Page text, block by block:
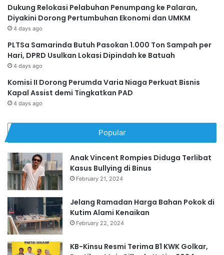
Dukung Relokasi Pelabuhan Penumpang ke Palaran,
Diyakini Dorong Pertumbuhan Ekonomi dan UMKM
4 days ago
PLTSa Samarinda Butuh Pasokan 1.000 Ton Sampah per
Hari, DPRD Usulkan Lokasi Dipindah ke Batuah
4 days ago
Komisi II Dorong Perumda Varia Niaga Perkuat Bisnis
Kapal Assist demi Tingkatkan PAD
4 days ago
Popular
Anak Vincent Rompies Diduga Terlibat
Kasus Bullying di Binus
February 21, 2024
Jelang Ramadan Harga Bahan Pokok di
Kutim Alami Kenaikan
February 22, 2024
KB-Kinsu Resmi Terima B1 KWK Golkar,